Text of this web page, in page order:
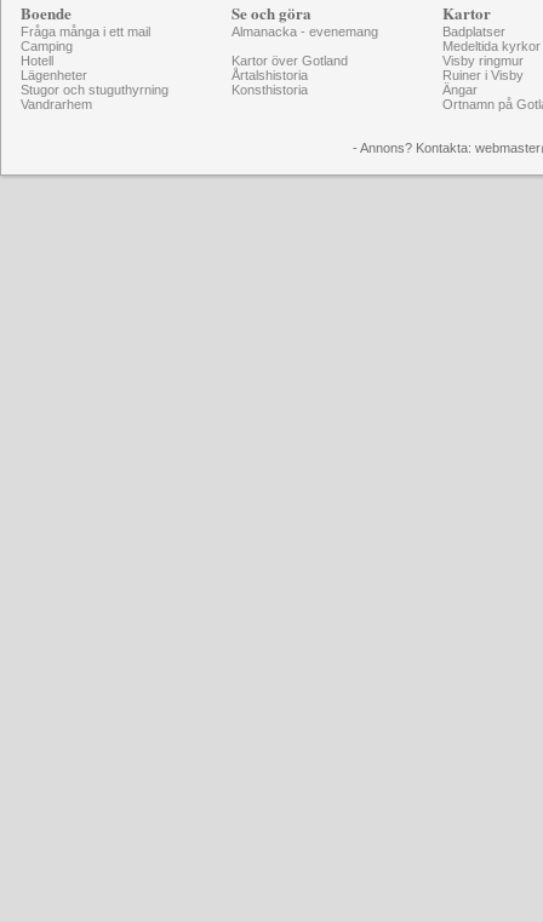
Boende
Fråga många i ett mail
Camping
Hotell
Lägenheter
Stugor och stuguthyrning
Vandrarhem
Se och göra
Almanacka - evenemang
Kartor över Gotland
Årtalshistoria
Konsthistoria
Kartor
Badplatser
Medeltida kyrkor
Visby ringmur
Ruiner i Visby
Ängar
Ortnamn på
- Annons? Kontakta: